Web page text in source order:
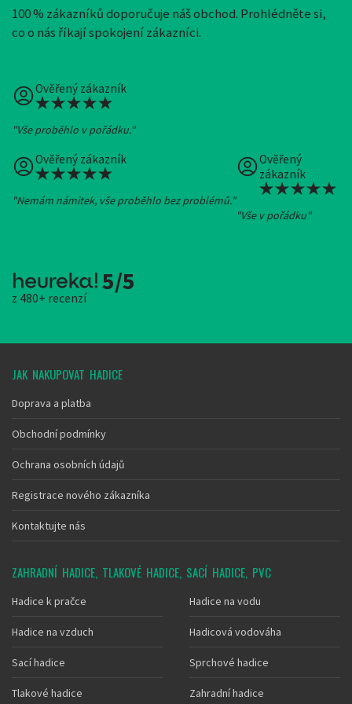
100 % zákazníků doporučuje náš obchod. Prohlédněte si,
co o nás říkají spokojení zákazníci.
Ověřený zákazník
"Vše proběhlo v pořádku."
Ověřený zákazník
"Nemám námitek, vše proběhlo bez problémů."
Ověřený
zákazník
"Vše v pořádku"
5/5
z 480+ recenzí
JAK NAKUPOVAT HADICE
Doprava a platba
Obchodní podmínky
Ochrana osobních údajů
Registrace nového zákazníka
Kontaktujte nás
ZAHRADNÍ HADICE, TLAKOVÉ HADICE, SACÍ HADICE, PVC
Hadice k pračce Hadice na vodu
Hadice na vzduch Hadicová vodováha
Sací hadice Sprchové hadice
Tlakové hadice Zahradní hadice